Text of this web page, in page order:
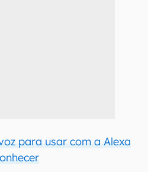
para usar com a Alexa